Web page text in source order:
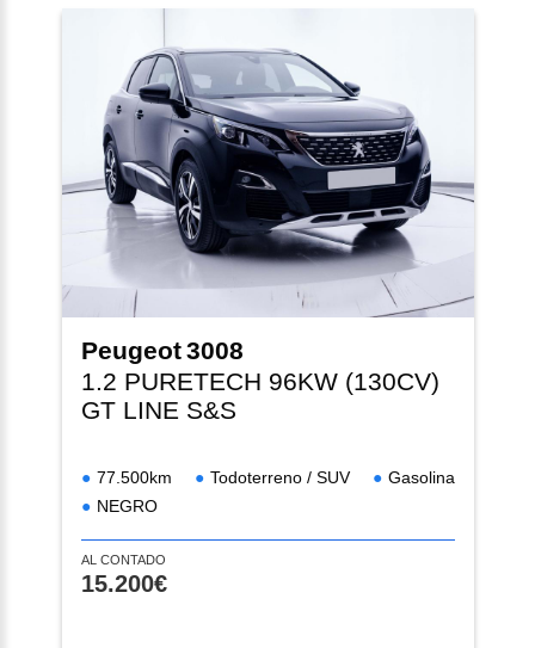
Peugeot3008
1.2 PURETECH 96KW (130CV)
GT LINE S&S
77.500km Todoterreno / SUV
Gasolina
NEGRO
AL CONTADO
15.200€